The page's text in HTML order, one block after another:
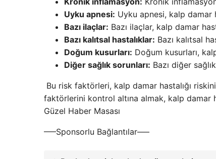
Uyku apnesi: Uyku apnesi, kalp damar
Bazı ilaçlar: Bazı ilaçlar, kalp damar
Bazı kalıtsal hastalıklar: Bazı kalıtsal
Doğum kusurları: Doğum kusurları,
Diğer sağlık sorunları: Bazı diğer
Bu risk faktörleri, kalp damar hastalığı
faktörlerini kontrol altına almak, kalp damar
Güzel Haber Masası
—–Sponsorlu Bağlantılar—–